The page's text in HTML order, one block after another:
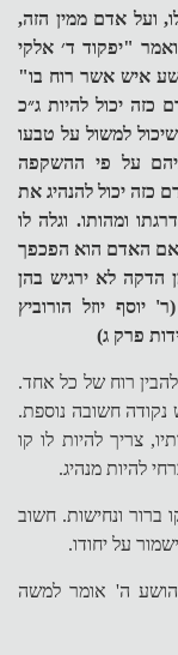
ועל אדם ממין הזה,
"יפקוד ד׳ אלקי
איש אשר רוח בו"
כזה יכול להיות ג״כ
למשול על טבעו
על פי ההשקפה
כזה יכול להנהיג את
ומהותו. וגלה לו
ואם האדם הוא הפכפך
הדקה לא ירגיש בהן
יוסף יוזל הורוביץ
פרק ג)
רוח של כל אחד.
נקודה חשובה נוספת.
צריך להיות לו קו
להיות מנהיג.
ברור ונחישות. חשוב
על יחודו.
יהושע ה' אומר למשה